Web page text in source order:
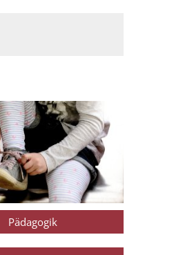
Pädagogik